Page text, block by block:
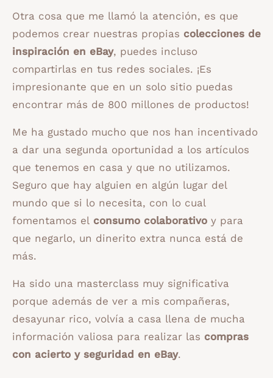
Otra cosa que me llamó la atención, es que
podemos crear nuestras propias colecciones de
inspiración en eBay, puedes incluso
compartirlas en tus redes sociales. ¡Es
impresionante que en un solo sitio puedas
encontrar más de 800 millones de productos!
Me ha gustado mucho que nos han incentivado
a dar una segunda oportunidad a los artículos
que tenemos en casa y que no utilizamos.
Seguro que hay alguien en algún lugar del
mundo que si lo necesita, con lo cual
fomentamos el consumo colaborativo y para
que negarlo, un dinerito extra nunca está de
más.
Ha sido una masterclass muy significativa
porque además de ver a mis compañeras,
desayunar rico, volvía a casa llena de mucha
información valiosa para realizar las compras
con acierto y seguridad en eBay.